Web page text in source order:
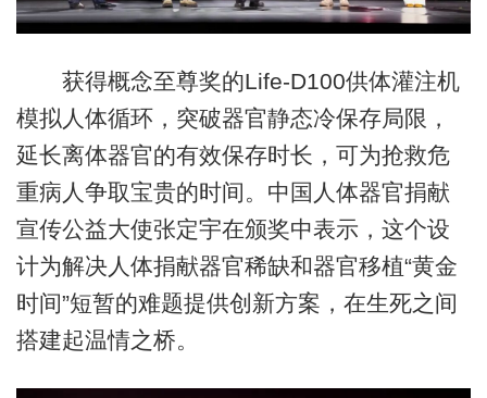
获得概念至尊奖的Life-D100供体灌注机
模拟人体循环，突破器官静态冷保存局限，
延长离体器官的有效保存时长，可为抢救危
重病人争取宝贵的时间。中国人体器官捐献
宣传公益大使张定宇在颁奖中表示，这个设
计为解决人体捐献器官稀缺和器官移植“黄金
时间”短暂的难题提供创新方案，在生死之间
搭建起温情之桥。